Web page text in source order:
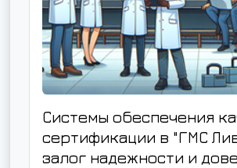
Системы обеспечения
сертификации в "ГМС
залог надежности и